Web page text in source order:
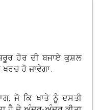
ਹੋਰ ਦੀ ਬਜਾਏ ਕੁਸ਼ਲ
ਹੋ ਜਾਵੇਗਾ.
ਜੋ ਕਿ ਖਾਤੇ ਨੂੰ ਦਸਤੀ